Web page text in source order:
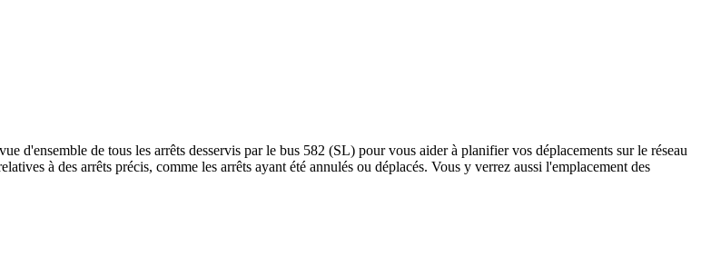
d'ensemble de tous les arrêts desservis par le bus 582 (SL) pour vous aider à planifier vos déplacements sur le réseau
à des arrêts précis, comme les arrêts ayant été annulés ou déplacés. Vous y verrez aussi l'emplacement des